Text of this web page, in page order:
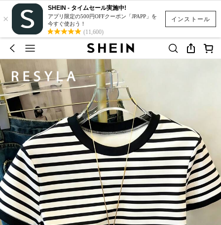
インストール
×
SHEIN - タイムセール実施中!
アプリ限定の500円OFFクーポン「JPAPP」を
今すぐ使おう！
(11,600)